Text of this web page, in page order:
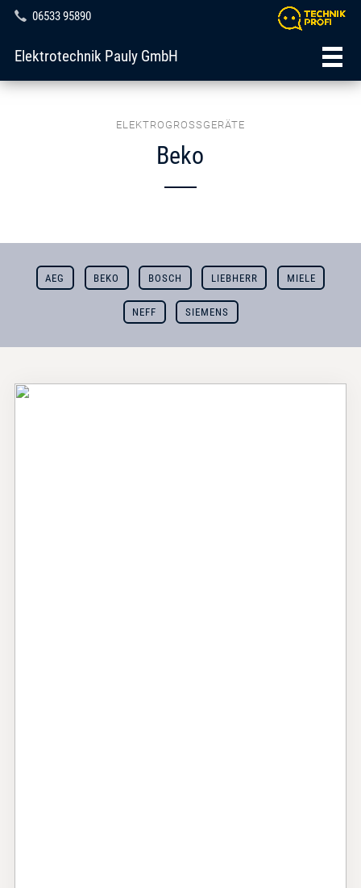
06533 95890
Elektrotechnik Pauly GmbH
ELEKTROGROSSGERÄTE
Beko
AEG BEKO BOSCH LIEBHERR MIELE
NEFF SIEMENS